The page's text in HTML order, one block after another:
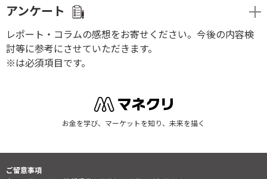
アンケート
レポート・コラムの感想をお寄せください。今後の内容検
討等に参考にさせていただきます。
※は必須項目です。
お金を学び、マーケットを知り、未来を描く
ご留意事項